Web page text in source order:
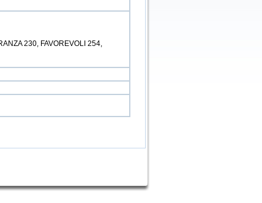
230, FAVOREVOLI 254,